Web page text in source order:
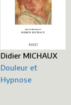
Didier MICHAUX
Douleur et
Hypnose